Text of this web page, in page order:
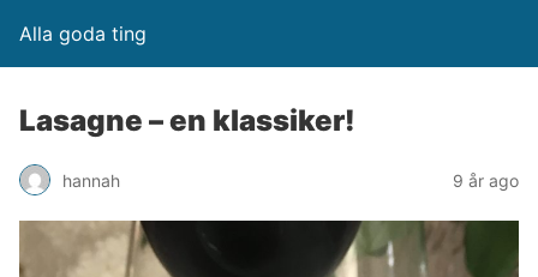
Alla goda ting
Lasagne – en klassiker!
hannah 9 år ago